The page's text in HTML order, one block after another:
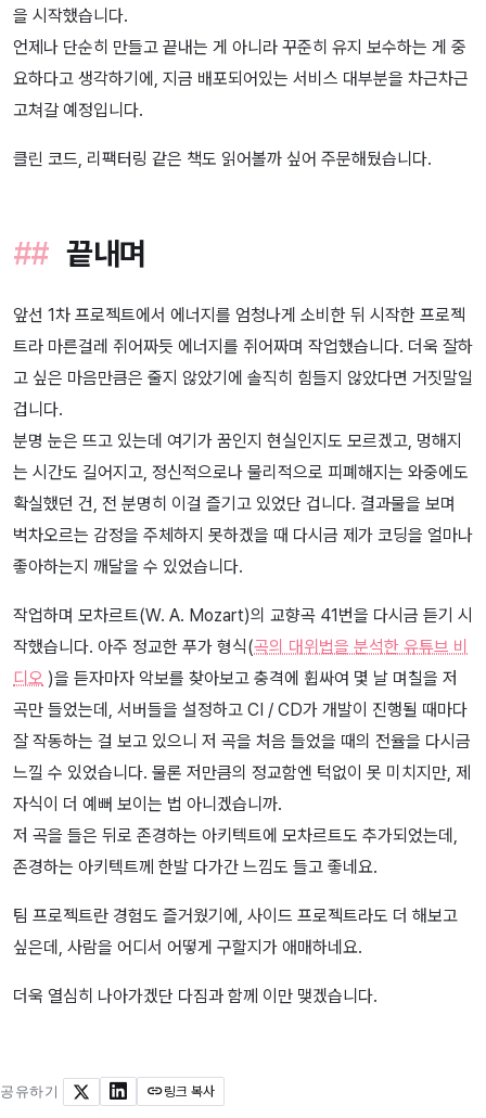
을 시작했습니다.
언제나 단순히 만들고 끝내는 게 아니라 꾸준히 유지 보수하는 게 중
요하다고 생각하기에, 지금 배포되어있는 서비스 대부분을 차근차근
고쳐갈 예정입니다.
클린 코드, 리팩터링 같은 책도 읽어볼까 싶어 주문해뒀습니다.
끝내며
앞선 1차 프로젝트에서 에너지를 엄청나게 소비한 뒤 시작한 프로젝
트라 마른걸레 쥐어짜듯 에너지를 쥐어짜며 작업했습니다. 더욱 잘하
고 싶은 마음만큼은 줄지 않았기에 솔직히 힘들지 않았다면 거짓말일
겁니다.
분명 눈은 뜨고 있는데 여기가 꿈인지 현실인지도 모르겠고, 멍해지
는 시간도 길어지고, 정신적으로나 물리적으로 피폐해지는 와중에도
확실했던 건, 전 분명히 이걸 즐기고 있었단 겁니다. 결과물을 보며
벅차오르는 감정을 주체하지 못하겠을 때 다시금 제가 코딩을 얼마나
좋아하는지 깨달을 수 있었습니다.
작업하며 모차르트(W. A. Mozart)의 교향곡 41번을 다시금 듣기 시
작했습니다. 아주 정교한 푸가 형식(곡의 대위법을 분석한 유튜브 비
디오 )을 듣자마자 악보를 찾아보고 충격에 휩싸여 몇 날 며칠을 저
곡만 들었는데, 서버들을 설정하고 CI / CD가 개발이 진행될 때마다
잘 작동하는 걸 보고 있으니 저 곡을 처음 들었을 때의 전율을 다시금
느낄 수 있었습니다. 물론 저만큼의 정교함엔 턱없이 못 미치지만, 제
자식이 더 예뻐 보이는 법 아니겠습니까.
저 곡을 들은 뒤로 존경하는 아키텍트에 모차르트도 추가되었는데,
존경하는 아키텍트께 한발 다가간 느낌도 들고 좋네요.
팀 프로젝트란 경험도 즐거웠기에, 사이드 프로젝트라도 더 해보고
싶은데, 사람을 어디서 어떻게 구할지가 애매하네요.
더욱 열심히 나아가겠단 다짐과 함께 이만 맺겠습니다.
공유하기 X LinkedIn링크 복사